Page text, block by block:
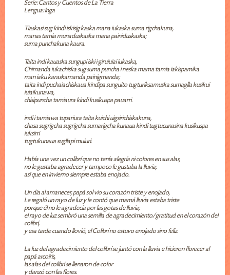
Serie: Cantos y Cuentos de La Tierra
Lengua: Inga
Tiaskasi sug kindi iskisig kaska mana iukaska suma rigchakuna,
manas tamia munaduskaska mana painiduskaska;
suma punchakuna kaura.
Taita indi kauaska sungupi iski i giruiuiai iukaska,
Chimanda iukachiska sug suma puncha i neska mama tamia iakispamika
man iaku karaskamanda painigmanda;
taita indi puchaiachiskaua kindipa sunguito tugturiksamuska sumaglla kusikui
iuiaikunawa,
chisipuncha tamiaura kindi kusikuspa pauarri.
indi i tamiawa tupariura taita kuichi uigsirichiskakuna,
chasa sugrigcha sugrigcha sumarigcha kunaua kindi tugtucunasina kusikuspa
iuksirri
tugtukunaua sugllapi muiuri.
Había una vez un colibrí que no tenía alegría ni colores en sus alas,
no le gustaba agradecer y tampoco le gustaba la lluvia;
así que en invierno siempre estaba enojado.
Un día al amanecer, papá sol vio su corazón triste y enojado,
Le regaló un rayo de luz y le contó que mamá lluvia estaba triste
porque él no le agradecía por las gotas de lluvia;
el rayo de luz sembró una semilla de agradecimiento/gratitud en el corazón del
colibrí,
y esa tarde cuando llovió, el Colibrí no estuvo enojado sino feliz.
La luz del agradecimiento del colibrí se juntó con la lluvia e hicieron florecer al
papá arcoíris,
las alas del colibrí se llenaron de color
y danzó con las flores.